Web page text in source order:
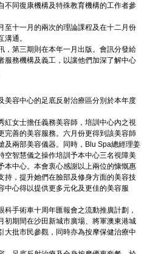
不同復康機構及特殊教育機構的工作者參
至十一月的兩次的理論課程及在十二月份
通。
，第三期則在本年一月出版。會訊分發給
服務機構及義工，以讓他們加深了解中心
美容中心的足底反射治療區分別於本年度
紅女士擔任義務美容師，培訓中心內之視
完善的美容服務。六月份更得到該美容師
及兩部美容儀器。同時，Blu Spa總經理姜
空智慧儀之操作培訓予本中心三名視障美
本中心。本會衷心感謝以上兩位的慷慨惠
持，提升她們在臉部及修身方面的美容技
中心得以提供更多元化及更佳的美容服
手術車十周年匯報會之流動推廣計劃，
初期間在沙田新城市廣場、將軍澳東港城
大批市民參觀，同時亦為按摩保健治療中